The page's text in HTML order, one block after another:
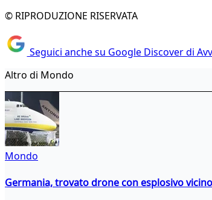
© RIPRODUZIONE RISERVATA
Seguici anche su Google Discover di
Altro di Mondo
Mondo
Germania, trovato drone con esplosivo